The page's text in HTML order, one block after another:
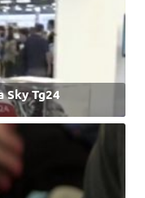
Sky Tg24